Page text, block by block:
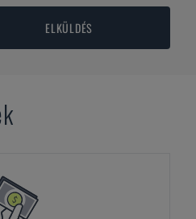
ELKÜLDÉS